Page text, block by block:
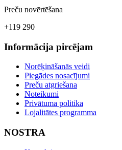
Preču novērtēšana
+119 290
Informācija pircējam
Norēķināšanās veidi
Piegādes nosacījumi
Preču atgriešana
Noteikumi
Privātuma politika
Lojalitātes programma
NOSTRA